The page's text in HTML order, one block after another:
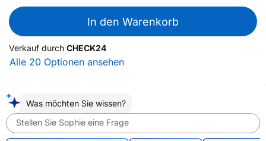
In den Warenkorb
Verkauf durch CHECK24
Alle 20 Optionen ansehen
Was möchten Sie wissen?
Stellen Sie Sophie eine Frage